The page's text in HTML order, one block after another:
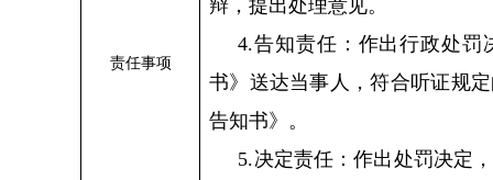
责任事项
辩，提出处理意见。
4.告知责任：作出行政处罚
书》送达当事人，符合听证规
告知书》。
5.决定责任：作出处罚决定